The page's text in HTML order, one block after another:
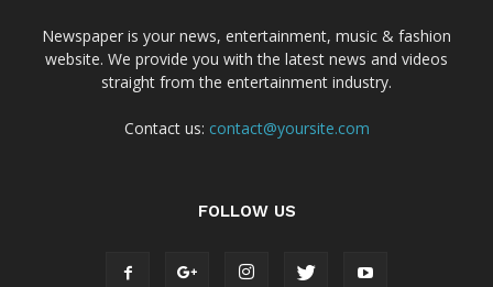
Newspaper is your news, entertainment, music & fashion
website. We provide you with the latest news and videos
straight from the entertainment industry.
Contact us: contact@yoursite.com
FOLLOW US